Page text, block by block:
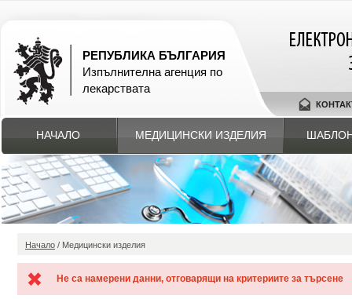
РЕПУБЛИКА БЪЛГАРИЯ
Изпълнителна агенция по
лекарствата
НАЧАЛО МЕДИЦИНСКИ ИЗДЕЛИЯ
Начало / Медицински изделия
Не са намерени данни, отговарящи на критериите за търсене